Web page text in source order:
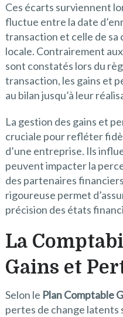
Ces écarts surviennent
fluctue entre la date
transaction et celle de sa
locale. Contrairement
sont constatés lors du
transaction, les gains et
au bilan jusqu’à leur
La gestion des gains et
cruciale pour refléter
d’une entreprise. Ils
peuvent impacter la
des partenaires
rigoureuse permet
précision des états
La
Gains et
Selon le Plan Comptable
pertes de change